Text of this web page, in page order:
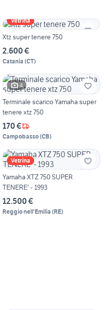
Vetrina
Xtz super tenere 750
2.600 €
Catania (CT)
4
Terminale scarico Yamaha super
tenere xtz 750
170 €
Campobasso(CB)
Vetrina
Yamaha XTZ 750 SUPER
TENERE' - 1993
12.500 €
Reggio nell'Emilia (RE)